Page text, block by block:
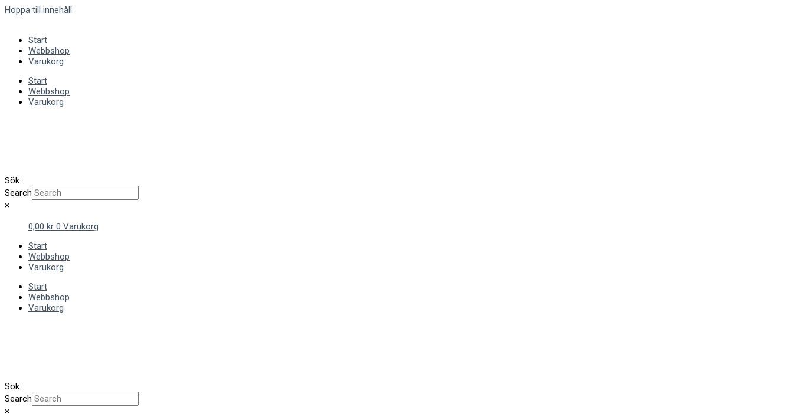
Hoppa till innehåll
Start
Webbshop
Varukorg
Start
Webbshop
Varukorg
Sök
Search
×
0,00 kr 0 Varukorg
Start
Webbshop
Varukorg
Start
Webbshop
Varukorg
Sök
Search
×